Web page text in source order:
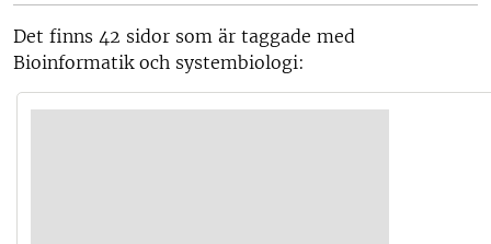
Det finns 42 sidor som är taggade med
Bioinformatik och systembiologi: